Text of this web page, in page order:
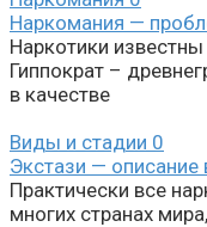
Наркомания —
Наркотики
Гиппократ –
в качестве
Виды и стадии 0
Экстази — описание
Практически все
многих странах